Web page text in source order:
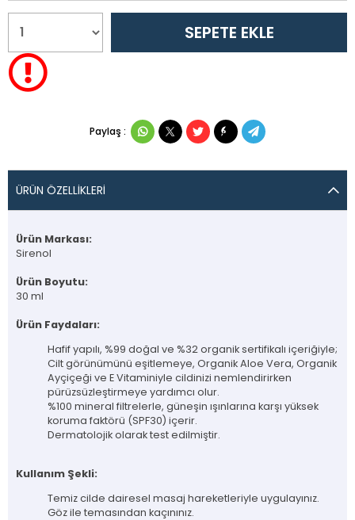
Paylaş :
ÜRÜN ÖZELLIKLERI
Ürün Markası:
Sirenol
Ürün Boyutu:
30 ml
Ürün Faydaları:
Hafif yapılı, %99 doğal ve %32 organik sertifikalı içeriğiyle;
Cilt görünümünü eşitlemeye, Organik Aloe Vera, Organik
Ayçiçeği ve E Vitaminiyle cildinizi nemlendirirken
pürüzsüzleştirmeye yardımcı olur.
%100 mineral filtrelerle, güneşin ışınlarına karşı yüksek
koruma faktörü (SPF30) içerir.
Dermatolojik olarak test edilmiştir.
Kullanım Şekli:
Temiz cilde dairesel masaj hareketleriyle uygulayınız.
Göz ile temasından kaçınınız.